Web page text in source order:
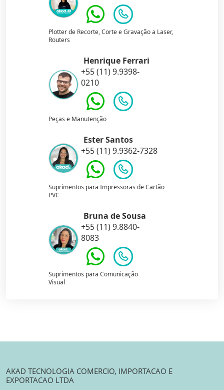
Plotter de Recorte, Corte e Gravação a Laser,
Routers
Henrique Ferrari
+55 (11) 9.9398-
0210
Peças e Manutenção
Ester Santos
+55 (11) 9.9362-7328
Suprimentos para Impressoras de Cartão
PVC
Bruna de Sousa
+55 (11) 9.8840-
8083
Suprimentos para Comunicação
Visual
AKAD TECNOLOGIA COMERCIO, IMPORTACAO E
EXPORTACAO LTDA